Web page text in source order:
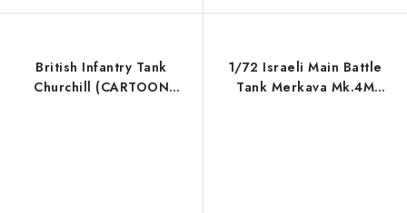
British Infantry Tank
Churchill (CARTOON
1/72 Israeli Main Battle
Tank Merkava Mk.4M